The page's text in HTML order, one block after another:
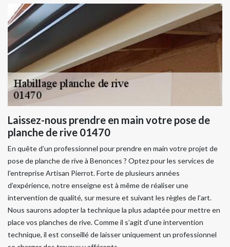
Laissez-nous prendre en main votre pose de
planche de rive 01470
En quête d’un professionnel pour prendre en main votre projet de
pose de planche de rive à Benonces ? Optez pour les services de
l’entreprise Artisan Pierrot. Forte de plusieurs années
d’expérience, notre enseigne est à même de réaliser une
intervention de qualité, sur mesure et suivant les règles de l’art.
Nous saurons adopter la technique la plus adaptée pour mettre en
place vos planches de rive. Comme il s’agit d’une intervention
technique, il est conseillé de laisser uniquement un professionnel